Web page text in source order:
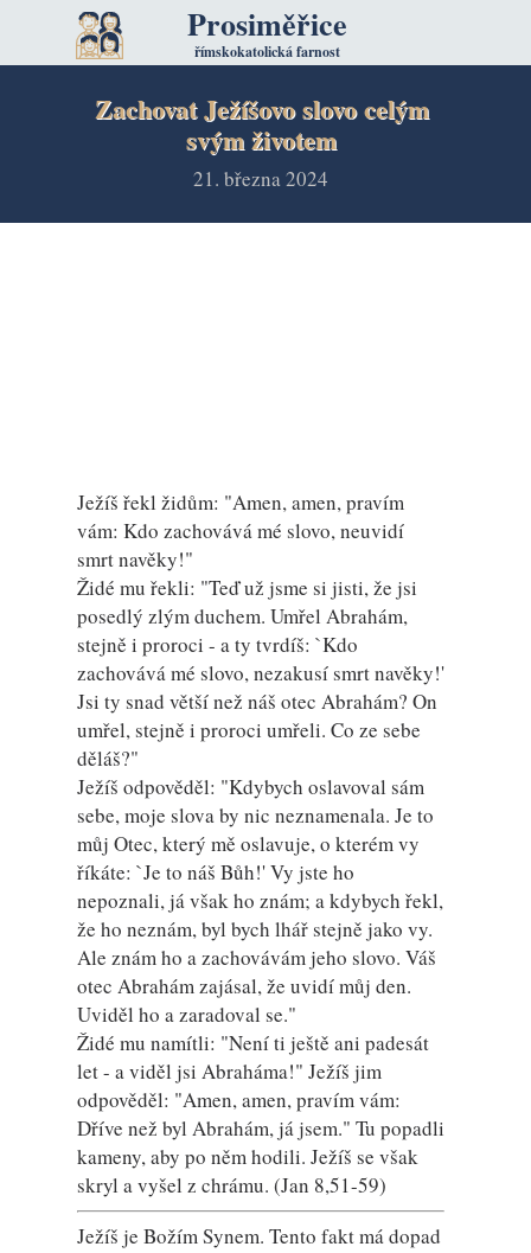
Prosiměřice
římskokatolická farnost
21. března 2024
Zachovat Ježíšovo slovo celým
svým životem
Ježíš řekl židům: "Amen, amen, pravím
vám: Kdo zachovává mé slovo, neuvidí
smrt navěky!"
Židé mu řekli: "Teď už jsme si jisti, že jsi
posedlý zlým duchem. Umřel Abrahám,
stejně i proroci - a ty tvrdíš: `Kdo
zachovává mé slovo, nezakusí smrt navěky!'
Jsi ty snad větší než náš otec Abrahám? On
umřel, stejně i proroci umřeli. Co ze sebe
děláš?"
Ježíš odpověděl: "Kdybych oslavoval sám
sebe, moje slova by nic neznamenala. Je to
můj Otec, který mě oslavuje, o kterém vy
říkáte: `Je to náš Bůh!' Vy jste ho
nepoznali, já však ho znám; a kdybych řekl,
že ho neznám, byl bych lhář stejně jako vy.
Ale znám ho a zachovávám jeho slovo. Váš
otec Abrahám zajásal, že uvidí můj den.
Uviděl ho a zaradoval se."
Židé mu namítli: "Není ti ještě ani padesát
let - a viděl jsi Abraháma!" Ježíš jim
odpověděl: "Amen, amen, pravím vám:
Dříve než byl Abrahám, já jsem." Tu popadli
kameny, aby po něm hodili. Ježíš se však
skryl a vyšel z chrámu. (Jan 8,51-59)
Ježíš je Božím Synem. Tento fakt má dopad